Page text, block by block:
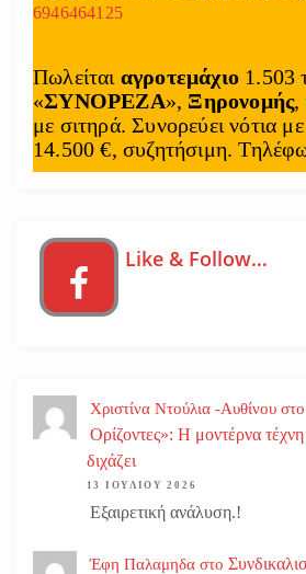
6946464125
Πωλείται αγροτεμάχιο 1.503
«ΣΥΝΟΡΕΖΑ», Ξηρονομής,
με σιτηρά. Συνορεύει νότια
14.500 €, συζητήσιμη.
Like & Follow…
Χριστίνα Ντούλια -Αυθίνου στο
Ορίζοντες»: Η μοντέρνα
διχάζει
13 ΙΟΥΛΊΟΥ 2026
Εξαιρετική ανάλυση.!
Έφη Παλαμηδα στο